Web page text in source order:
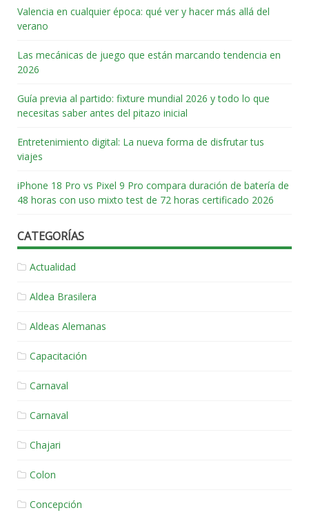
Valencia en cualquier época: qué ver y hacer más allá del
verano
Las mecánicas de juego que están marcando tendencia en
2026
Guía previa al partido: fixture mundial 2026 y todo lo que
necesitas saber antes del pitazo inicial
Entretenimiento digital: La nueva forma de disfrutar tus
viajes
iPhone 18 Pro vs Pixel 9 Pro compara duración de batería de
48 horas con uso mixto test de 72 horas certificado 2026
CATEGORÍAS
Actualidad
Aldea Brasilera
Aldeas Alemanas
Capacitación
Carnaval
Carnaval
Chajari
Colon
Concepción